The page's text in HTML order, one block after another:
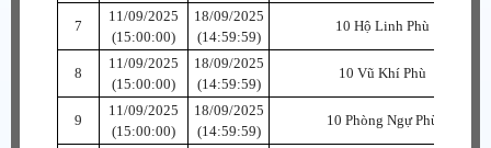
7
11/09/2025
(15:00:00)
18/09/2025
(14:59:59)
10 Hộ Linh Phù
8
11/09/2025
(15:00:00)
18/09/2025
(14:59:59)
10 Vũ Khí Phù
9
11/09/2025
(15:00:00)
18/09/2025
(14:59:59)
10 Phòng Ngự Phù